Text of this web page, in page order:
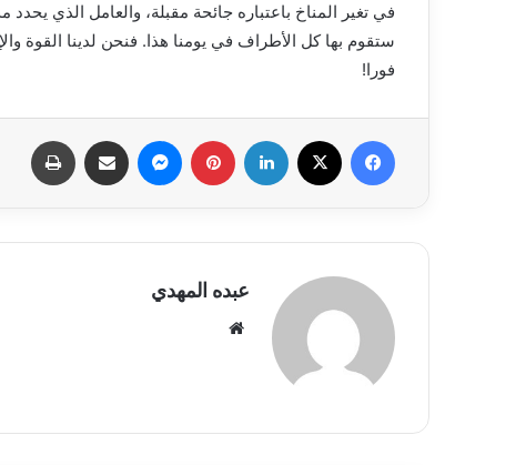
في تغير المناخ باعتباره جائحة مقبلة، والعامل الذي
ستقوم بها كل الأطراف في يومنا هذا. فنحن لدينا القوة
فورا!
فيسبوك لينكدإن بينتيريست ماسنجر مشاركة عبر البريد
عبده المهدي